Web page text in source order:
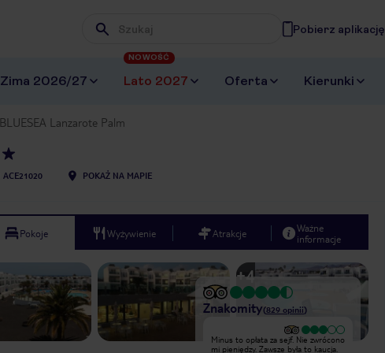
Wpisz frazę, której szukasz
Pobierz aplikację
Zima 2026/27 Lato 2027
NOWOŚĆ
Oferta Kierunki
BLUESEA Lanzarote Palm
ACE21020 POKAŻ NA MAPIE
Pokoje Wyżywienie Atrakcje
Ważne
informacje
Next slide
1/10
+4
Znakomity(829 opinii)
Wyjątkowy
Spędziliśmy tydzień w Hotelu Plaza
Minus to opłata za sejf. Nie zwrócono
mi pieniędzy. Zawsze była to kaucja.